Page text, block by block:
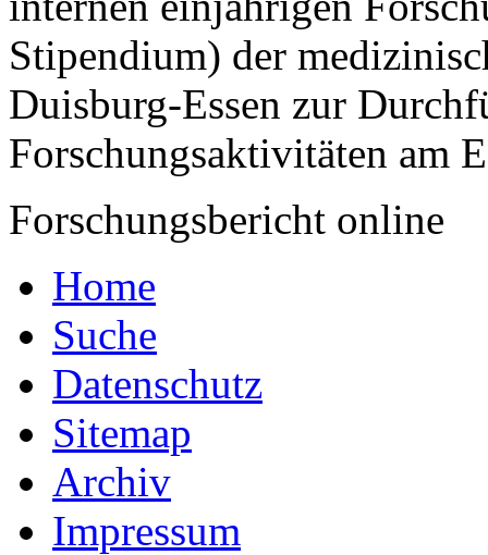
Stipendium) der
Duisburg-Essen zur
Forschungsaktivitäten am
Forschungsbericht online
Home
Suche
Datenschutz
Sitemap
Archiv
Impressum